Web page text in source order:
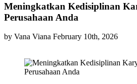
Meningkatkan Kedisiplinan
Perusahaan Anda
by Vana Viana February 10th, 2026